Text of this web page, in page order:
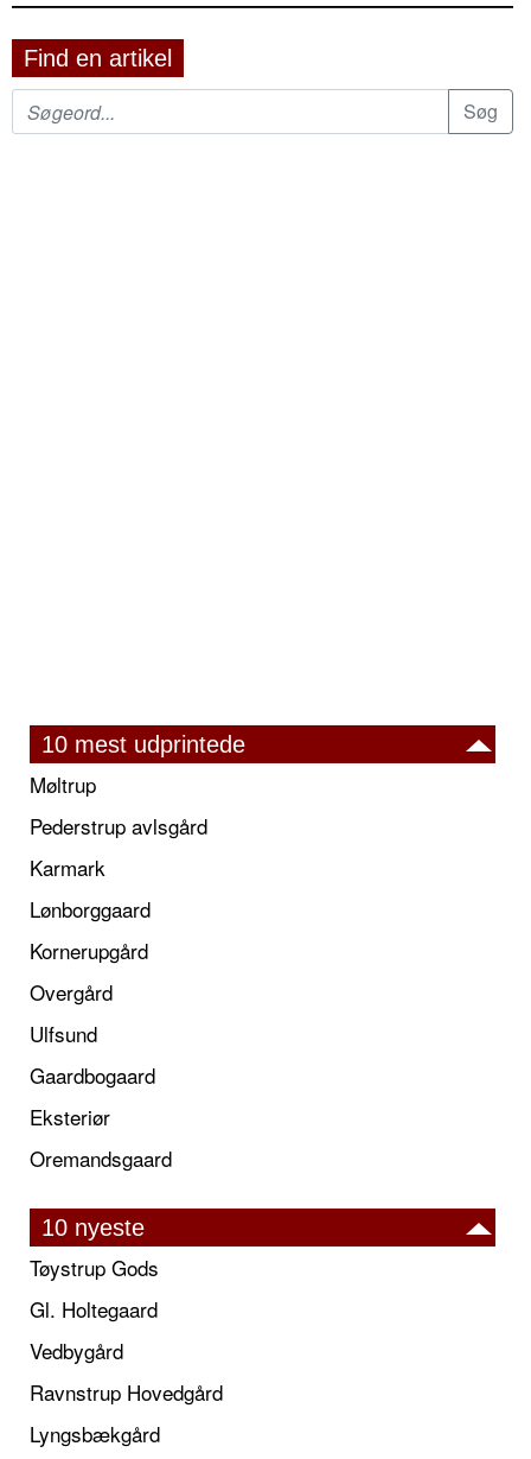
Find en artikel
10 mest udprintede
Møltrup
Pederstrup avlsgård
Karmark
Lønborggaard
Kornerupgård
Overgård
Ulfsund
Gaardbogaard
Eksteriør
Oremandsgaard
10 nyeste
Tøystrup Gods
Gl. Holtegaard
Vedbygård
Ravnstrup Hovedgård
Lyngsbækgård